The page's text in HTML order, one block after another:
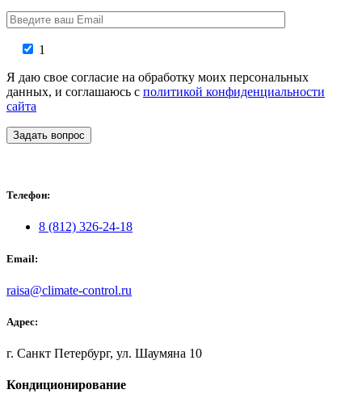
1
Я даю свое согласие на обработку моих персональных
данных, и соглашаюсь с политикой конфиденциальности
сайта
Задать вопрос
Телефон:
8 (812) 326-24-18
Email:
raisa@climate-control.ru
Адрес:
г. Санкт Петербург, ул. Шаумяна 10
Кондиционирование